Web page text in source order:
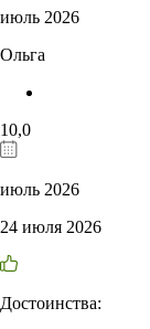
июль 2026
Ольга
10,0
июль 2026
24 июля 2026
Достоинства: